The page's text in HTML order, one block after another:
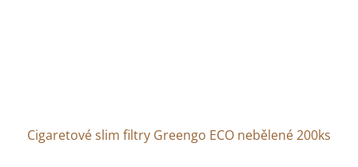
Cigaretové slim filtry Greengo ECO nebělené 200ks